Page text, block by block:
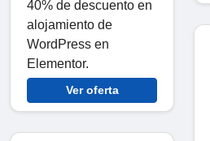
40% de descuento en
alojamiento de
WordPress en
Elementor.
Ver oferta